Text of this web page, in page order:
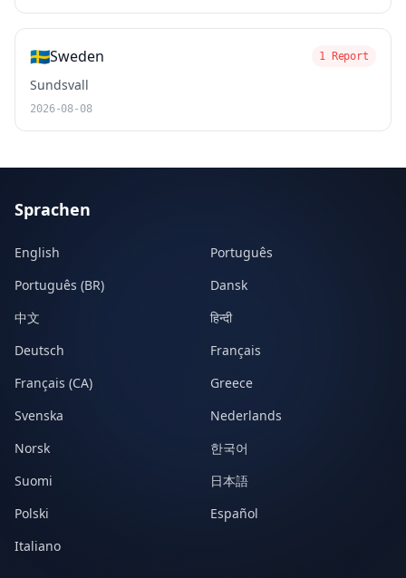
🇸🇪Sweden 1 Report
Sundsvall
2026-08-08
Sprachen
English
Português
Português (BR)
Dansk
中文
हिन्दी
Deutsch
Français
Français (CA)
Greece
Svenska
Nederlands
Norsk
한국어
Suomi
日本語
Polski
Español
Italiano